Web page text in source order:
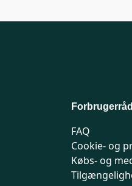
FAQ
Cookie- og
Købs- og